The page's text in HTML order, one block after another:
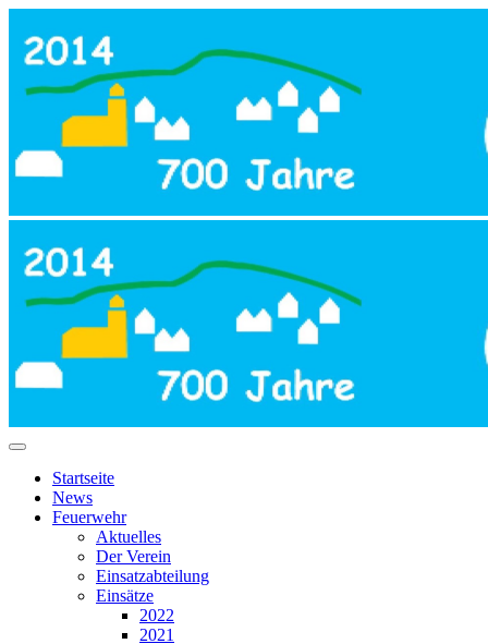
Startseite
News
Feuerwehr
Aktuelles
Der Verein
Einsatzabteilung
Einsätze
2022
2021